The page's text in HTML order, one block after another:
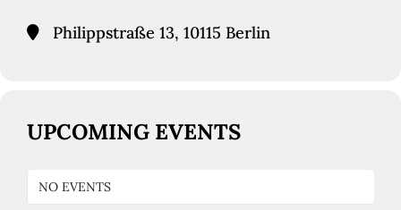
Philippstraße 13, 10115 Berlin
UPCOMING EVENTS
NO EVENTS